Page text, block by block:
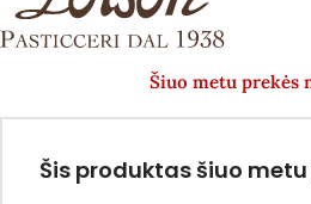
Šiuo metu prekės
Šis produktas šiuo